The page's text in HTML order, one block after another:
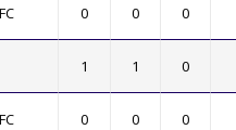
0 0 0
1 1 0
0 0 0